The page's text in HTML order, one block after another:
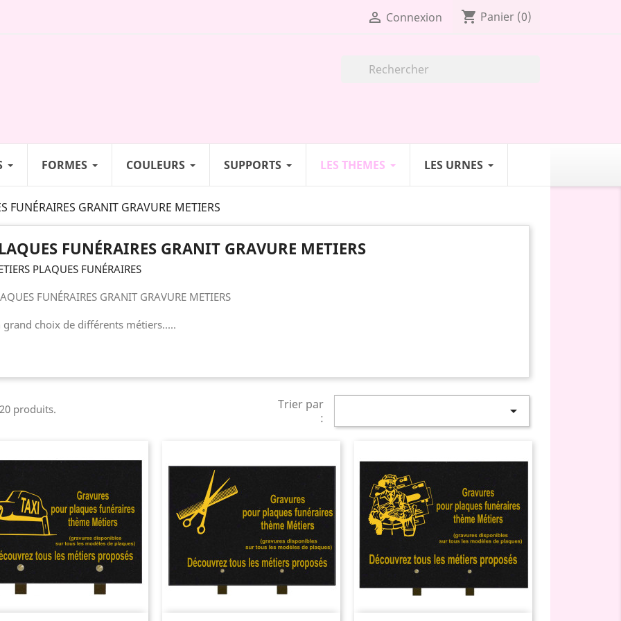
 Connexion shopping_cart Panier (0)
FORMES COULEURS SUPPORTS LES THEMES LES URNES
FUNÉRAIRES GRANIT GRAVURE METIERS
FUNÉRAIRES GRANIT GRAVURE METIERS
PLAQUES FUNÉRAIRES
FUNÉRAIRES GRANIT GRAVURE METIERS
grand choix de différents métiers.....
produits.
Trier par
:
